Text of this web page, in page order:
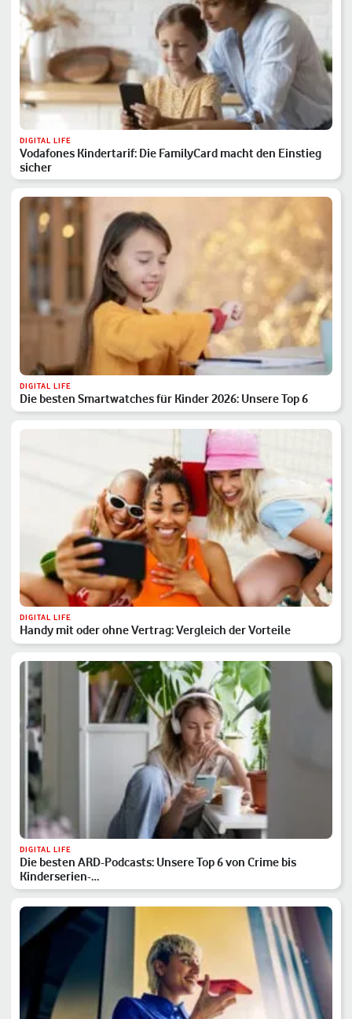
DIGITAL LIFE
Vodafones Kindertarif: Die FamilyCard macht den Einstieg
sicher
DIGITAL LIFE
Die besten Smartwatches für Kinder 2026: Unsere Top 6
DIGITAL LIFE
Handy mit oder ohne Vertrag: Vergleich der Vorteile
DIGITAL LIFE
Die besten ARD-Podcasts: Unsere Top 6 von Crime bis
Kinderserien-…